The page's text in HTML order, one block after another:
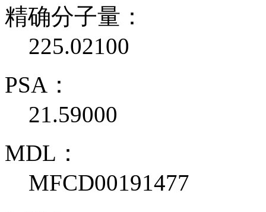
精确分子量：
225.02100
PSA：
21.59000
MDL：
MFCD00191477